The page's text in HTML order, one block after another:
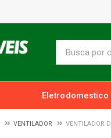
Eletrodomestico
VENTILADOR VENTILADOR